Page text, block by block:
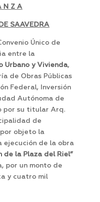
N Z A
SAAVEDRA
Único de
entre la
Urbano y Vivienda,
de Obras Públicas
Federal, Inversión
Autónoma de
por su titular Arq.
de
objeto la
ejecución de la obra
de la Plaza del Riel”
por un monto de
y cuatro mil